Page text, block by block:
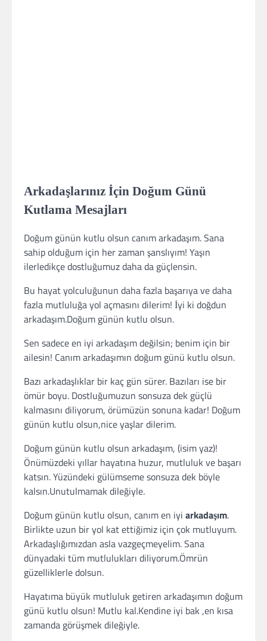
Arkadaşlarınız İçin Doğum Günü
Kutlama Mesajları
Doğum günün kutlu olsun canım arkadaşım. Sana
sahip olduğum için her zaman şanslıyım! Yaşın
ilerledikçe dostluğumuz daha da güçlensin.
Bu hayat yolculuğunun daha fazla başarıya ve daha
fazla mutluluğa yol açmasını dilerim! İyi ki doğdun
arkadaşım.Doğum günün kutlu olsun.
Sen sadece en iyi arkadaşım değilsin; benim için bir
ailesin! Canım arkadaşımın doğum günü kutlu olsun.
Bazı arkadaşlıklar bir kaç gün sürer. Bazıları ise bir
ömür boyu. Dostluğumuzun sonsuza dek güçlü
kalmasını diliyorum, örümüzün sonuna kadar! Doğum
günün kutlu olsun,nice yaşlar dilerim.
Doğum günün kutlu olsun arkadaşım, (isim yaz)!
Önümüzdeki yıllar hayatına huzur, mutluluk ve başarı
katsın. Yüzündeki gülümseme sonsuza dek böyle
kalsın.Unutulmamak dileğiyle.
Doğum günün kutlu olsun, canım en iyi arkadaşım.
Birlikte uzun bir yol kat ettiğimiz için çok mutluyum.
Arkadaşlığımızdan asla vazgeçmeyelim. Sana
dünyadaki tüm mutlulukları diliyorum.Ömrün
güzelliklerle dolsun.
Hayatıma büyük mutluluk getiren arkadaşımın doğum
günü kutlu olsun! Mutlu kal.Kendine iyi bak ,en kısa
zamanda görüşmek dileğiyle.